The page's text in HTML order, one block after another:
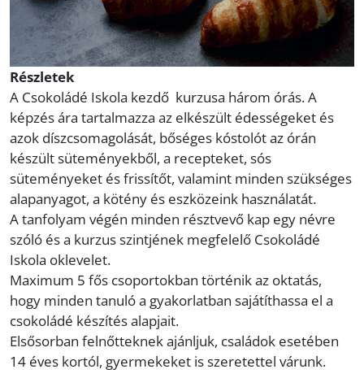
Részletek
A Csokoládé Iskola kezdő kurzusa három órás. A
képzés ára tartalmazza az elkészült édességeket és
azok díszcsomagolását, bőséges kóstolót az órán
készült süteményekből, a recepteket, sós
süteményeket és frissítőt, valamint minden szükséges
alapanyagot, a kötény és eszközeink használatát.
A tanfolyam végén minden résztvevő kap egy névre
szóló és a kurzus szintjének megfelelő Csokoládé
Iskola oklevelet.
Maximum 5 fős csoportokban történik az oktatás,
hogy minden tanuló a gyakorlatban sajátíthassa el a
csokoládé készítés alapjait.
Elsősorban felnőtteknek ajánljuk, családok esetében
14 éves kortól, gyermekeket is szeretettel várunk.